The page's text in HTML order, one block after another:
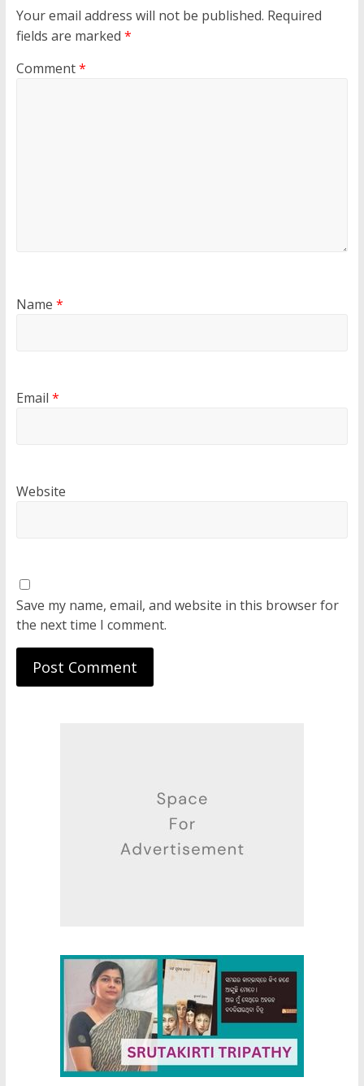
Your email address will not be published. Required
fields are marked *
Comment*
Name *
Email *
Website
Save my name, email, and website in this browser for
the next time I comment.